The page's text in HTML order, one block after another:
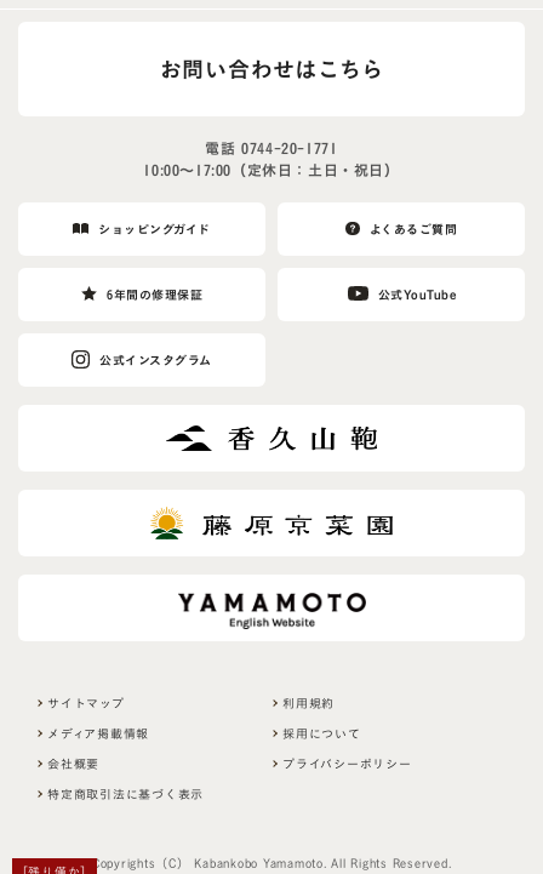
［残り僅か］
お問い合わせはこちら
電話0744-20-1771
10:00〜17:00（定休日：土日・祝日）
ショッピングガイド よくあるご質問
6年間の修理保証 公式YouTube
公式インスタグラム
サイトマップ 利用規約
メディア掲載情報 採用について
会社概要 プライバシーポリシー
特定商取引法に基づく表示
Copyrights（C） Kabankobo Yamamoto. All Rights Reserved.